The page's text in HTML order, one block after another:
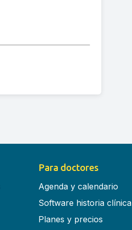
Para doctores
Agenda y calendario
Software historia clínica
Planes y precios